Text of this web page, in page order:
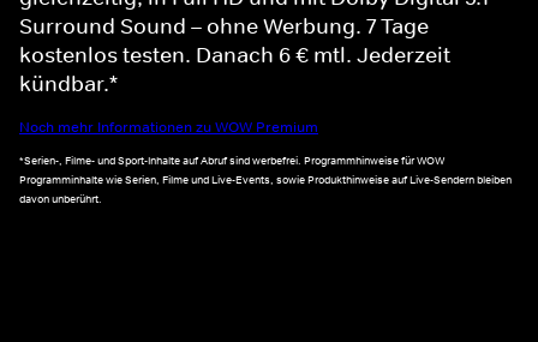
Surround Sound – ohne Werbung. 7 Tage
kostenlos testen. Danach 6 € mtl. Jederzeit
kündbar.*
Noch mehr Informationen zu WOW Premium
*Serien-, Filme- und Sport-Inhalte auf Abruf sind werbefrei. Programmhinweise für WOW
Programminhalte wie Serien, Filme und Live-Events, sowie Produkthinweise auf Live-Sendern bleiben
davon unberührt.